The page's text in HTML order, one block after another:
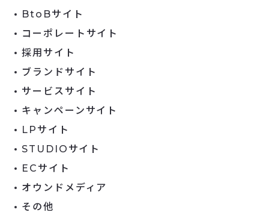
BtoBサイト
コーポレートサイト
採用サイト
ブランドサイト
サービスサイト
キャンペーンサイト
LPサイト
STUDIOサイト
ECサイト
オウンドメディア
その他